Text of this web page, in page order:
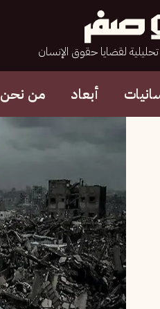
لقضايا حقوق الإنسان
أبعاد من نحن